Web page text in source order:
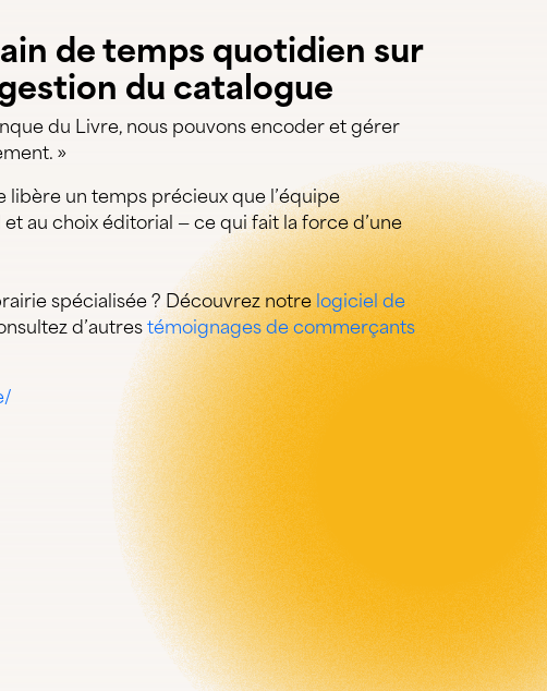
de temps quotidien sur
du catalogue
du Livre, nous pouvons encoder et gérer
»
libère un temps précieux que l’équipe
au choix éditorial — ce qui fait la force d’une
spécialisée ? Découvrez notrelogiciel de
d’autrestémoignages de commerçants